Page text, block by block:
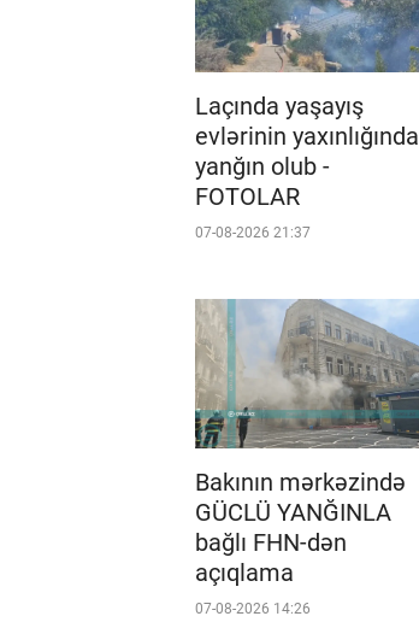
Laçında yaşayış
evlərinin yaxınlığında
yanğın olub -
FOTOLAR
07-08-2026 21:37
Bakının mərkəzində
GÜCLÜ YANĞINLA
bağlı FHN-dən
açıqlama
07-08-2026 14:26